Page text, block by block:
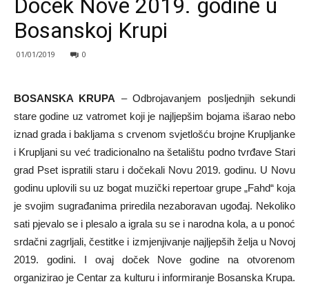
Doček Nove 2019. godine u
Bosanskoj Krupi
01/01/2019 0
BOSANSKA KRUPA – Odbrojavanjem posljednjih sekundi
stare godine uz vatromet koji je najljepšim bojama išarao nebo
iznad grada i bakljama s crvenom svjetlošću brojne Krupljanke
i Krupljani su već tradicionalno na šetalištu podno tvrđave Stari
grad Pset ispratili staru i dočekali Novu 2019. godinu. U Novu
godinu uplovili su uz bogat muzički repertoar grupe „Fahd“ koja
je svojim sugrađanima priredila nezaboravan ugođaj. Nekoliko
sati pjevalo se i plesalo a igrala su se i narodna kola, a u ponoć
srdačni zagrljali, čestitke i izmjenjivanje najljepših želja u Novoj
2019. godini. I ovaj doček Nove godine na otvorenom
organizirao je Centar za kulturu i informiranje Bosanska Krupa.